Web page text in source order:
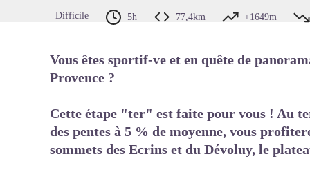
Difficile 5h 77,4km +1649m
Vous êtes sportif-ve et en quête de
Provence ?
Cette étape "ter" est faite pour vous ! Au
des pentes à 5 % de moyenne, vous
sommets des Ecrins et du Dévoluy, le